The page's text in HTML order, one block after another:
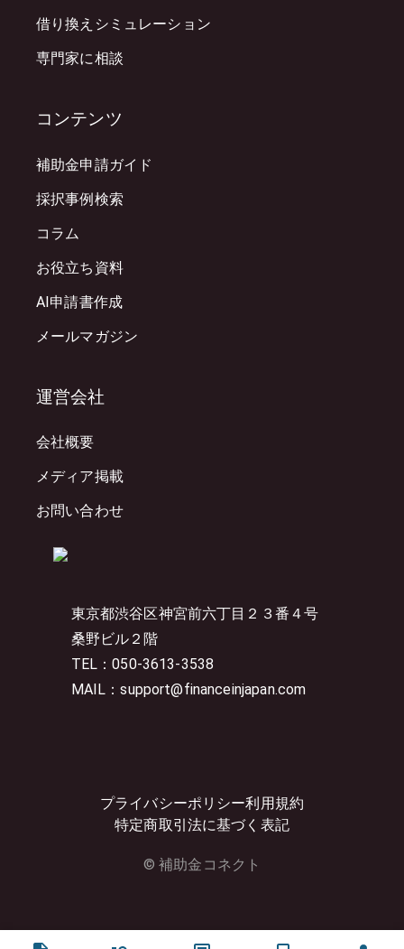
東京都渋谷区神宮前六丁目２３番４号
桑野ビル２階
TEL：050-3613-3538
MAIL：support@financeinjapan.com
プライバシーポリシー利用規約
特定商取引法に基づく表記
© 補助金コネクト
借り換えシミュレーション
専門家に相談
コンテンツ
補助金申請ガイド
採択事例検索
コラム
お役立ち資料
AI申請書作成
メールマガジン
運営会社
会社概要
メディア掲載
お問い合わせ